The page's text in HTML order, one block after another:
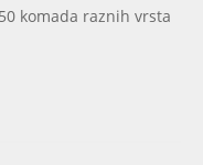
komada raznih vrsta